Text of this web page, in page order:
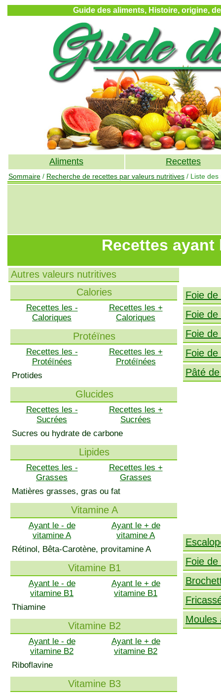
Guide des aliments, Histoire, origine,
Aliments Recettes
Sommaire / Recherche de recettes par valeurs nutritives / Liste des
Recettes ayant
Autres valeurs nutritives
Calories
Recettes les -
Caloriques
Recettes les +
Caloriques
Protéïnes
Recettes les -
Protéïnées
Recettes les +
Protéïnées
Protides
Glucides
Recettes les -
Sucrées
Recettes les +
Sucrées
Sucres ou hydrate de carbone
Lipides
Recettes les -
Grasses
Recettes les +
Grasses
Matières grasses, gras ou fat
Vitamine A
Ayant le - de
vitamine A
Ayant le + de
vitamine A
Rétinol, Bêta-Carotène, provitamine A
Vitamine B1
Ayant le - de
vitamine B1
Ayant le + de
vitamine B1
Thiamine
Vitamine B2
Ayant le - de
vitamine B2
Ayant le + de
vitamine B2
Riboflavine
Vitamine B3
Foie
Foie
Foie de
Foie
Pâté
Foie de
Moules